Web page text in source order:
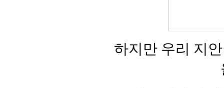
하지만 우리 지